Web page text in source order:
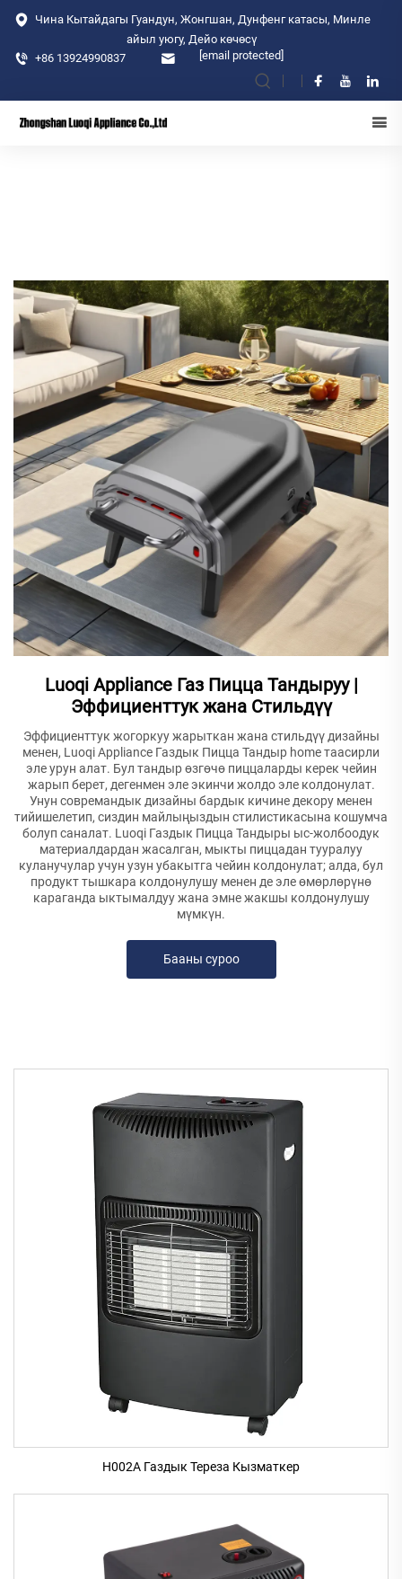
Чина Кытайдагы Гуандун, Жонгшан, Дунфенг катасы, Минле
айыл уюгу, Дейо көчөсү
+86 13924990837
[email protected]
Luoqi Appliance Газ Пицца Тандыруу |
Эффициенттук жана Стильдүү
Эффициенттук жогоркуу жарыткан жана стильдүү дизайны
менен, Luoqi Appliance Газдык Пицца Тандыр home таасирли
эле урун алат. Бул тандыр өзгөчө пиццаларды керек чейин
жарып берет, дегенмен эле экинчи жолдо эле колдонулат.
Унун совремандык дизайны бардык кичине декору менен
тийишелетип, сиздин майлыңыздын стилистикасына кошумча
болуп саналат. Luoqi Газдык Пицца Тандыры ыс-жолбоодук
материалдардан жасалган, мыкты пиццадан тууралуу
куланучулар учун узун убакытга чейин колдонулат; алда, бул
продукт тышкара колдонулушу менен де эле өмөрлөрүнө
караганда ыктымалдуу жана эмне жакшы колдонулушу
мүмкүн.
Бааны суроо
H002A Газдык Тереза Кызматкер